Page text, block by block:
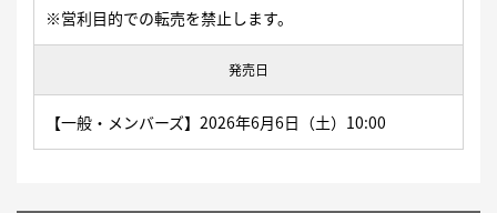
※営利目的での転売を禁止します。
発売日
【一般・メンバーズ】2026年6月6日（土）10:00